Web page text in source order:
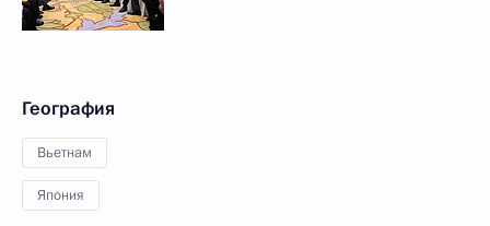
География
Вьетнам
Япония